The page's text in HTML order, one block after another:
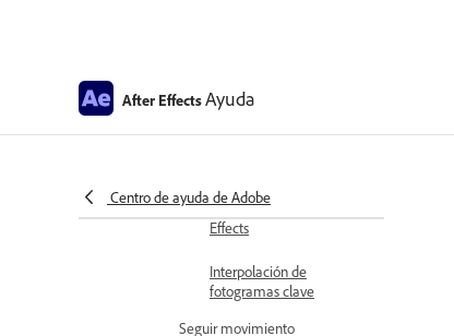
After EffectsAyuda
Centro de ayuda de Adobe
Aplicación rápida en After
Effects
Interpolación de
fotogramas clave
Seguir movimiento